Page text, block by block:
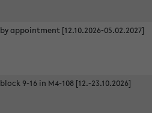
by appointment [12.10.2026-05.02.2027]
block 9-16 in M4-108 [12.-23.10.2026]